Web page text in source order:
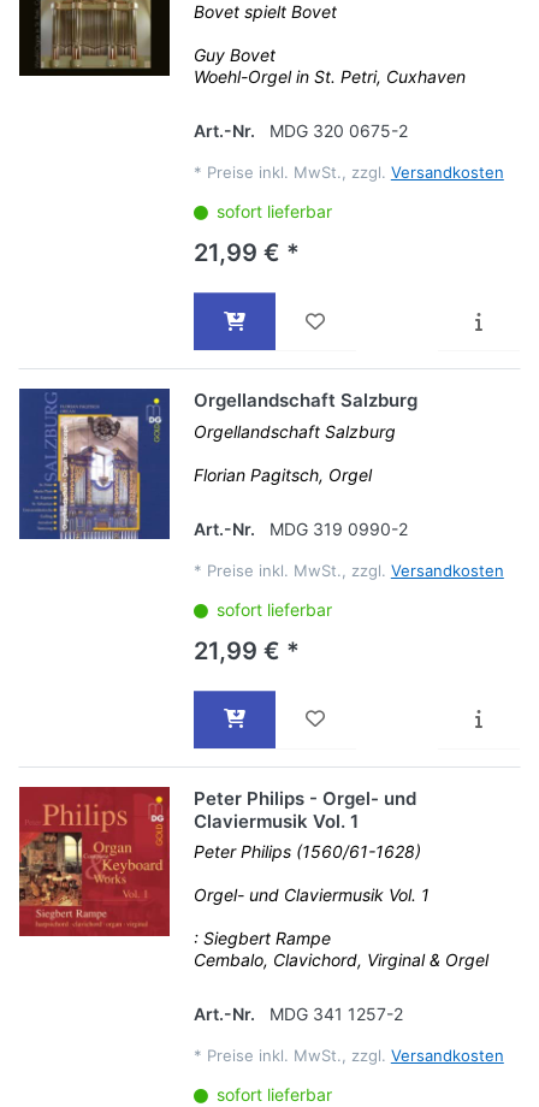
Bovet spielt Bovet
Guy Bovet
Woehl-Orgel in St. Petri, Cuxhaven
Art.-Nr. MDG 320 0675-2
* Preise inkl. MwSt., zzgl. Versandkosten
sofort lieferbar
21,99 € *
Orgellandschaft Salzburg
Orgellandschaft Salzburg
Florian Pagitsch, Orgel
Art.-Nr. MDG 319 0990-2
* Preise inkl. MwSt., zzgl. Versandkosten
sofort lieferbar
21,99 € *
Peter Philips - Orgel- und
Claviermusik Vol. 1
Peter Philips (1560/61-1628)
Orgel- und Claviermusik Vol. 1
: Siegbert Rampe
Cembalo, Clavichord, Virginal & Orgel
Art.-Nr. MDG 341 1257-2
* Preise inkl. MwSt., zzgl. Versandkosten
sofort lieferbar